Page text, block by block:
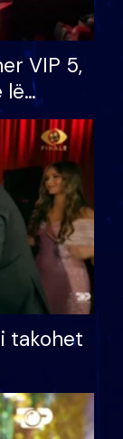
VIP 5,
lë
për
takohet
letër